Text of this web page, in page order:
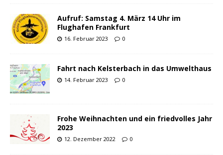
Aufruf: Samstag 4. März 14 Uhr im
Flughafen Frankfurt
16. Februar 2023 0
Fahrt nach Kelsterbach in das Umwelthaus
14. Februar 2023 0
Frohe Weihnachten und ein friedvolles Jahr
2023
12. Dezember 2022 0